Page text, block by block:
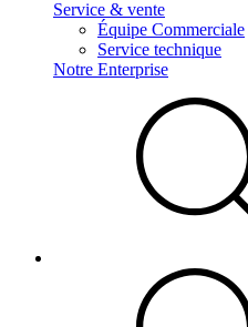
Service & vente
Équipe Commerciale
Service technique
Notre Enterprise